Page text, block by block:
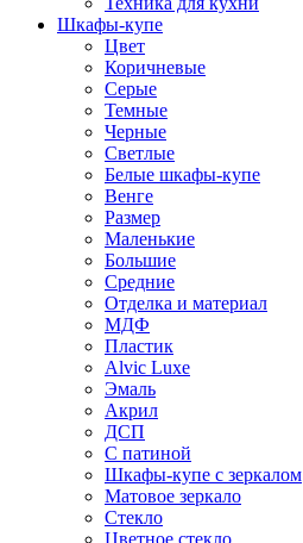
Шкафы-купе
Цвет
Коричневые
Серые
Темные
Черные
Светлые
Белые шкафы-купе
Венге
Размер
Маленькие
Большие
Средние
Отделка и материал
МДФ
Пластик
Alvic Luxe
Эмаль
Акрил
ДСП
С патиной
Шкафы-купе с зеркалом
Матовое зеркало
Стекло
Цветное стекло